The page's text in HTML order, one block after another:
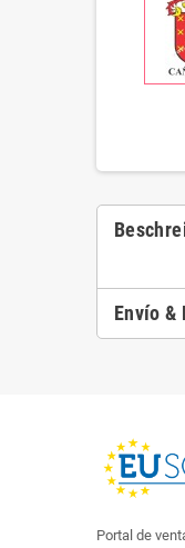
Envío &
Portal de